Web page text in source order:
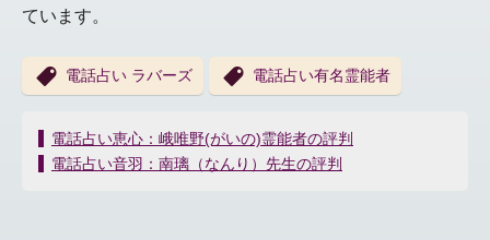
ています。
電話占い ラバーズ 電話占い有名霊能者
投
稿
電話占い恵心：峨唯野(がいの)霊能者の評判
電話占い音羽：南璃（なんり）先生の評判